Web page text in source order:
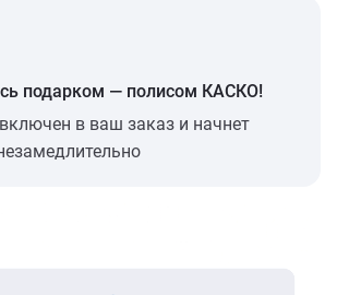
подарком — полисом КАСКО!
в ваш заказ и начнет